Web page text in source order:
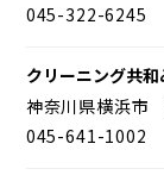
045-322-6245
クリーニング共
神奈川県横浜市
045-641-1002